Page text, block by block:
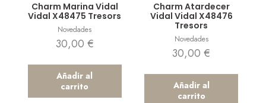
Charm Marina Vidal
Vidal X48475 Tresors
Novedades
30,00 €
Añadir al
carrito
Charm Atardecer
Vidal Vidal X48476
Tresors
Novedades
30,00€
Añadir al
carrito